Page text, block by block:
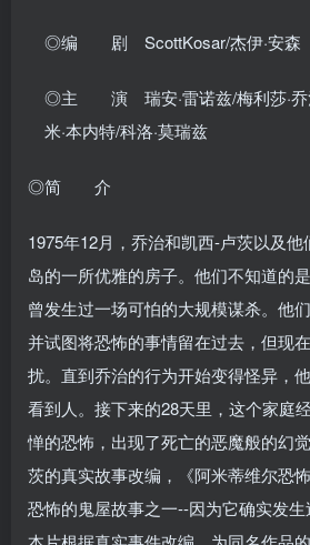
◎编 剧 ScottKosar/杰伊·安森
◎主 演 瑞安·雷诺兹/梅利莎·乔
米·本内特/科洛·莫瑞兹
◎简 介
1975年12月，乔治和凯西-卢茨以及
岛的一所优雅的房子。他们不知道的
曾发生过一场可怕的大规模谋杀。他
并试图将恐怖的事情留在过去，但现
扰。直到乔治的行为开始变得怪异，
看到人。接下来的28天里，这个家庭
惮的恐怖，出现了死亡的恶魔般的幻
茨的真实故事改编，《阿米蒂维尔恐
恐怖的鬼屋故事之一--因为它确实发生